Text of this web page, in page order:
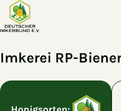
Zum Hauptinhalt springen
Imkerei RP-